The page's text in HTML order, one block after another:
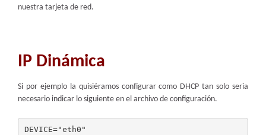
nuestra tarjeta de red.
IP Dinámica
Si por ejemplo la quisiéramos configurar como DHCP tan solo seria
necesario indicar lo siguiente en el archivo de configuración.
DEVICE="eth0"